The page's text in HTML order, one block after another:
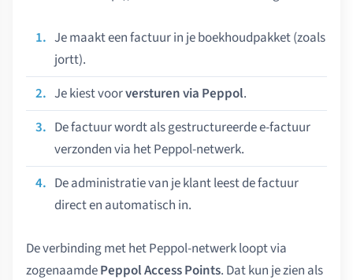
Je maakt een factuur in je boekhoudpakket (zoals
jortt).
Je kiest voorversturen via Peppol.
De factuur wordt als gestructureerde e-factuur
verzonden via het Peppol-netwerk.
De administratie van je klant leest de factuur
direct en automatisch in.
De verbinding met het Peppol-netwerk loopt via
zogenaamdePeppol Access Points. Dat kun je zien als